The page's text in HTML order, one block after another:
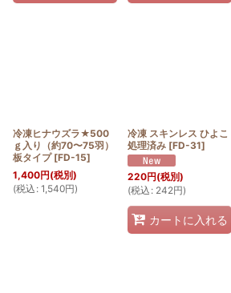
冷凍ヒナウズラ★500
ｇ入り（約70〜75羽）
板タイプ [FD-15]
1,400円(税別)
(税込 : 1,540円)
冷凍 スキンレス ひよこ
処理済み [FD-31]
220円(税別)
(税込 : 242円)
カートに入れる